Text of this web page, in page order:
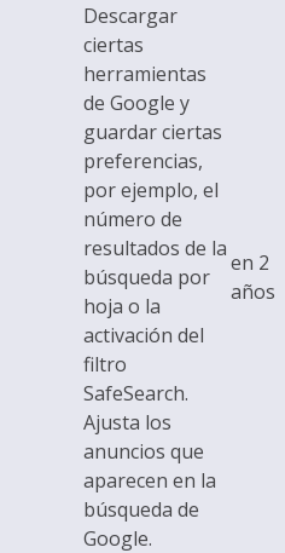
Descargar
ciertas
herramientas
de Google y
guardar ciertas
preferencias,
por ejemplo, el
número de
resultados de la
búsqueda por
hoja o la
activación del
filtro
SafeSearch.
Ajusta los
anuncios que
aparecen en la
búsqueda de
Google.
en 2
años